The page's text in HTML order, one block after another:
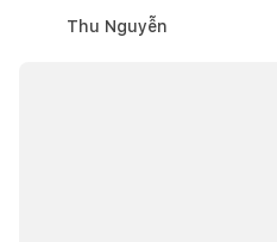
Thu Nguyễn